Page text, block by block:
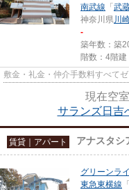
南武線 「 武
神奈川県川
-
築年数：築
階数：4階建
敷金・礼金・仲介手数料すべて
現在空
サランズ日吉
賃貸｜アパート アナスタシ
グリーンラ
東急東横線 「